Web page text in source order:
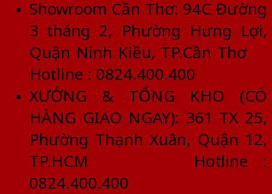
Showroom Cần Thơ: 94C Đường
3 tháng 2, Phường Hưng Lợi,
Quận Ninh Kiều, TP.Cần Thơ
Hotline : 0824.400.400
XƯỞNG & TỔNG KHO (CÓ
HÀNG GIAO NGAY): 361 TX 25,
Phường Thạnh Xuân, Quận 12,
TP.HCM Hotline :
0824.400.400